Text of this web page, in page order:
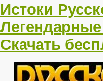
Истоки
Скачать